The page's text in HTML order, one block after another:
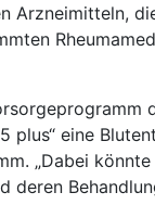
Arzneimitteln,
plus“ eine
„Dabei könnte